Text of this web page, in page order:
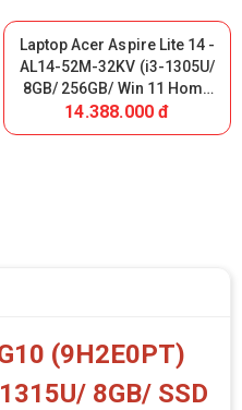
Laptop Acer Aspire Lite 14 -
AL14-52M-32KV (i3-1305U/
8GB/ 256GB/ Win 11 Home
SL)
14.388.000 đ
(9H2E0PT)
8GB/ SSD